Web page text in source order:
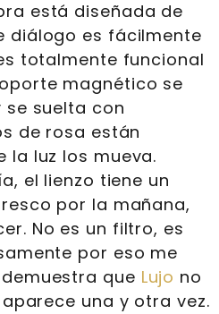
está diseñada de
diálogo es fácilmente
totalmente funcional
magnético se
suelta con
de rosa están
la luz los mueva.
el lienzo tiene un
por la mañana,
No es un filtro, es
por eso me
que Lujo no
una y otra vez.